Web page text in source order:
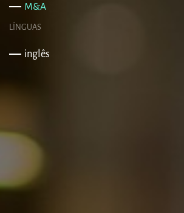
M&A
LÍNGUAS
inglês